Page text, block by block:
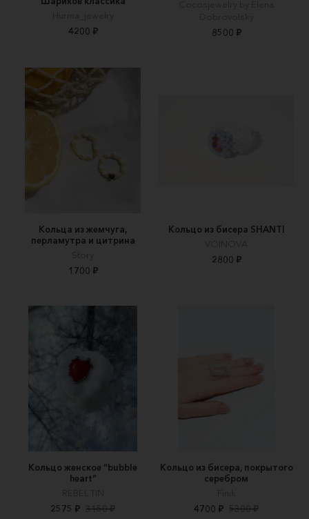
Hurma_jewelry
4200 ₽
Cocosjewelry by Elena
Dobrovolsky
8500 ₽
Кольца из жемчуга,
перламутра и цитрина
Story
1700 ₽
Кольцо из бисера SHANTI
VOINOVA
2800 ₽
Кольцо женское “bubble
heart”
REBEL TIN
2575 ₽ 3150 ₽
Кольцо из бисера, покрытого
серебром
Finik
4700 ₽ 5300 ₽